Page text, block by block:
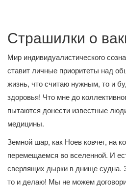
Страшилки о
Мир индивидуалистического
ставит личные приоритеты над
жизнь, что считаю нужным, то и
здоровья! Что мне до
пытаются донести известные
медицины.
Земной шар, как Ноев ковчег, на
перемещаемся во вселенной. И
сверлящих дырки в днище судна.
то и делаю! Мы не можем